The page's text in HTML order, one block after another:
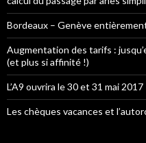
Bordeaux – Genève
Augmentation des tarifs :
(et plus si affinité !)
L’A9 ouvrira le 30 et 31 mai 2017
Les chèques vacances et